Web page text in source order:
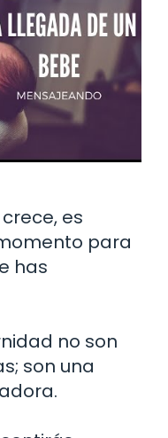
es
para
has
no son
son una